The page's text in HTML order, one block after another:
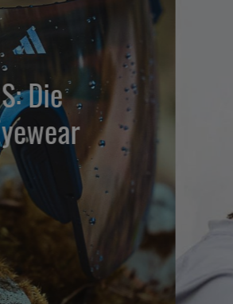
So laufen heiße
Running
READ